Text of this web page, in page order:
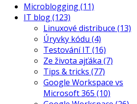
Microblogging(11)
IT blog(123)
Linuxové distribuce (13)
Úryvky kódu (4)
Testování IT (16)
Ze života ajťáka (7)
Tips & tricks (77)
Google Workspace vs
Microsoft 365 (10)